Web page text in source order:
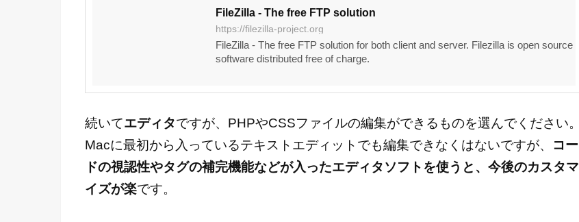
FileZilla - The free FTP solution
https://filezilla-project.org
FileZilla - The free FTP solution for both client and server. Filezilla is open source
software distributed free of charge.
続いてエディタですが、PHPやCSSファイルの編集ができるものを選んでください。
Macに最初から入っているテキストエディットでも編集できなくはないですが、 コー
ドの視認性やタグの補完機能などが入ったエディタソフトを使うと、今後のカスタマ
イズが楽です。